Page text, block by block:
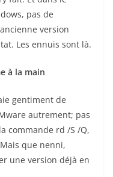
pas de
version
Les ennuis sont là.
à la main
gentiment de
autrement; pas
commande rd /S /Q,
que nenni,
une version déjà en